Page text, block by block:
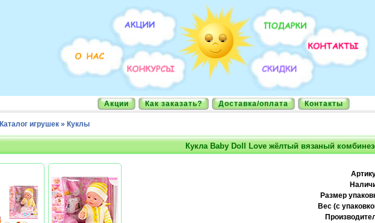
Акции Как заказать? Доставка/оплата Контакты
Каталог игрушек » Куклы
Кукла Baby Doll Love жёлтый вязаный
Размер
Вес (с